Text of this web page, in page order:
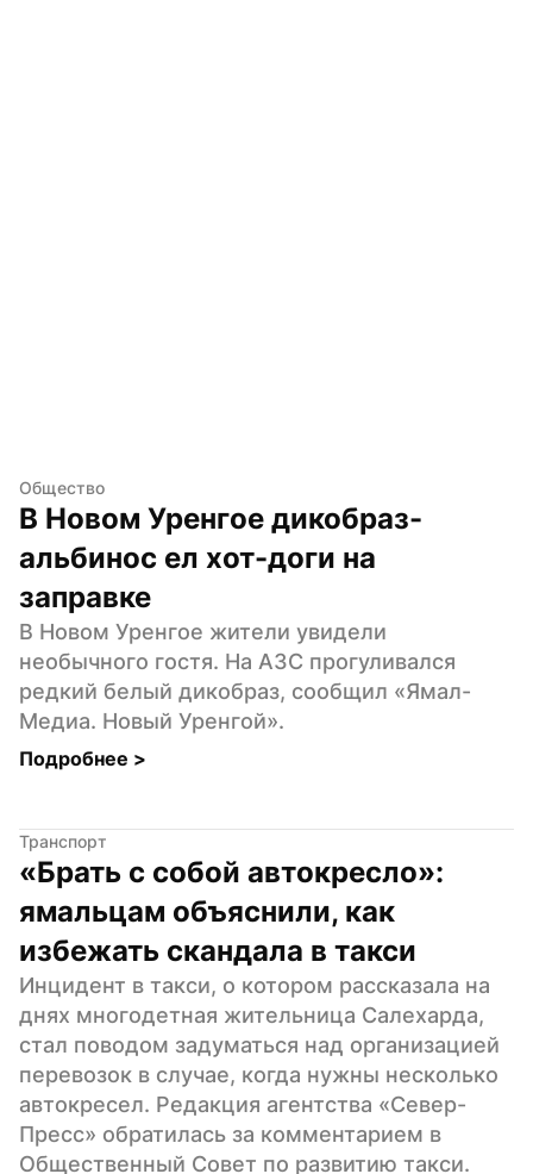
Общество
В Новом Уренгое дикобраз-
альбинос ел хот-доги на
заправке
В Новом Уренгое жители увидели
необычного гостя. На АЗС прогуливался
редкий белый дикобраз, сообщил «Ямал-
Медиа. Новый Уренгой».
Подробнее >
Транспорт
«Брать с собой автокресло»:
ямальцам объяснили, как
избежать скандала в такси
Инцидент в такси, о котором рассказала на
днях многодетная жительница Салехарда,
стал поводом задуматься над организацией
перевозок в случае, когда нужны несколько
автокресел. Редакция агентства «Север-
Пресс» обратилась за комментарием в
Общественный Совет по развитию такси.